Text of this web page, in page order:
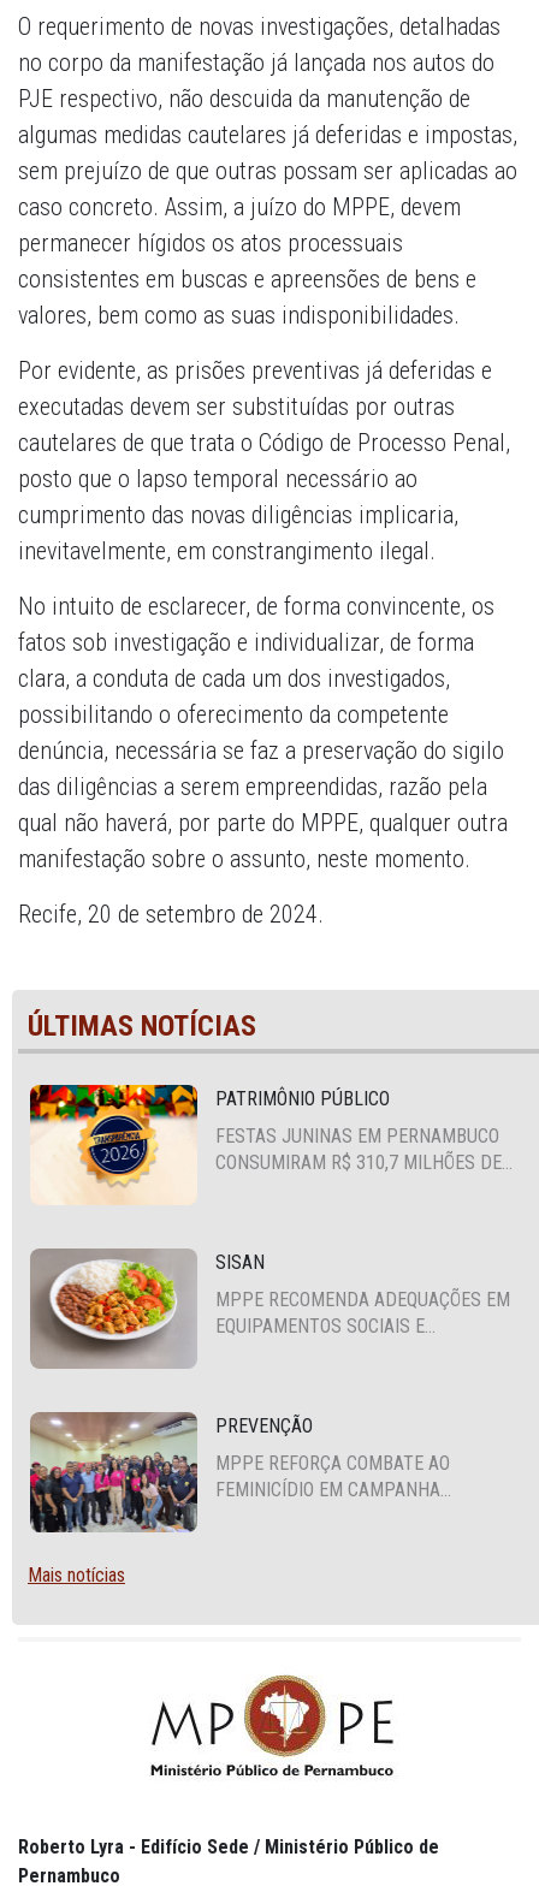
O requerimento de novas investigações, detalhadas
no corpo da manifestação já lançada nos autos do
PJE respectivo, não descuida da manutenção de
algumas medidas cautelares já deferidas e impostas,
sem prejuízo de que outras possam ser aplicadas ao
caso concreto. Assim, a juízo do MPPE, devem
permanecer hígidos os atos processuais
consistentes em buscas e apreensões de bens e
valores, bem como as suas indisponibilidades.
Por evidente, as prisões preventivas já deferidas e
executadas devem ser substituídas por outras
cautelares de que trata o Código de Processo Penal,
posto que o lapso temporal necessário ao
cumprimento das novas diligências implicaria,
inevitavelmente, em constrangimento ilegal.
No intuito de esclarecer, de forma convincente, os
fatos sob investigação e individualizar, de forma
clara, a conduta de cada um dos investigados,
possibilitando o oferecimento da competente
denúncia, necessária se faz a preservação do sigilo
das diligências a serem empreendidas, razão pela
qual não haverá, por parte do MPPE, qualquer outra
manifestação sobre o assunto, neste momento.
Recife, 20 de setembro de 2024.
ÚLTIMAS NOTÍCIAS
PATRIMÔNIO PÚBLICO
FESTAS JUNINAS EM PERNAMBUCO
CONSUMIRAM R$ 310,7 MILHÕES DE
SISAN
MPPE RECOMENDA ADEQUAÇÕES EM
EQUIPAMENTOS SOCIAIS E
PREVENÇÃO
MPPE REFORÇA COMBATE AO
FEMINICÍDIO EM CAMPANHA
Mais notícias
Roberto Lyra - Edifício Sede / Ministério Público de
Pernambuco